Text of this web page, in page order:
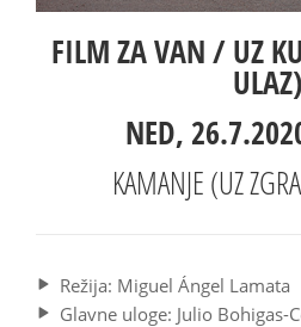
FILM ZA VAN / UZ
ULAZ)
NED,
KAMANJE (UZ
Režija: Miguel Ángel Lamata
Glavne uloge: Julio Bohigas-